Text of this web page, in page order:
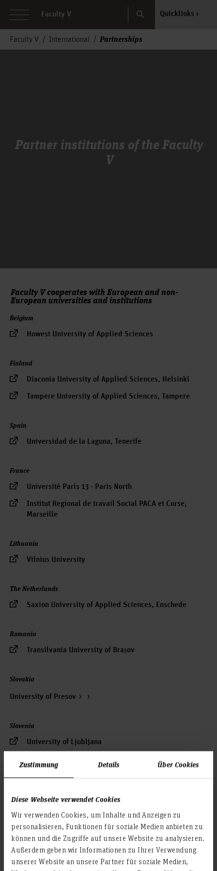
Zustimmung Details Über Cookies
Diese Webseite verwendet Cookies
Wir verwenden Cookies, um Inhalte und Anzeigen zu
personalisieren, Funktionen für soziale Medien anbieten zu
können und die Zugriffe auf unsere Website zu analysieren.
Außerdem geben wir Informationen zu Ihrer Verwendung
unserer Website an unsere Partner für soziale Medien,
Faculty V Search Quicklinks
Faculty V International Partnerships
Partner institutions of the Faculty
V
Faculty V cooperates with European and non-
European universities and institutions
Belgium
Howest University of Applied Sciences
Finland
Diaconia University of Applied Sciences, Helsinki
Tampere University of Applied Sciences, Tampere
Spain
Universidad de la Laguna, Tenerife
France
Universitè Paris 13 - Paris North
Institut Regional de travail Social PACA et Corse,
Marseille
Lithuania
Vilnius University
The Netherlands
Saxion University of Applied Sciences, Enschede
Romania
Transilvania University of Brașov
Slovakia
University of Presov
Slovenia
University of Ljubljana
Switzerland
South Korea
Changsin University, Changwon